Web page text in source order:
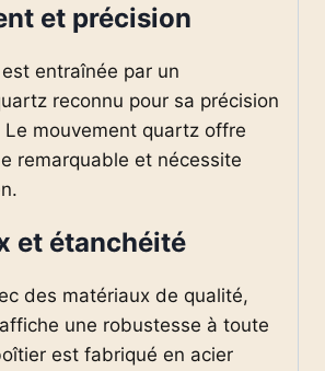
et précision
entraînée par un
reconnu pour sa précision
mouvement quartz offre
remarquable et nécessite
et étanchéité
des matériaux de qualité,
une robustesse à toute
est fabriqué en acier